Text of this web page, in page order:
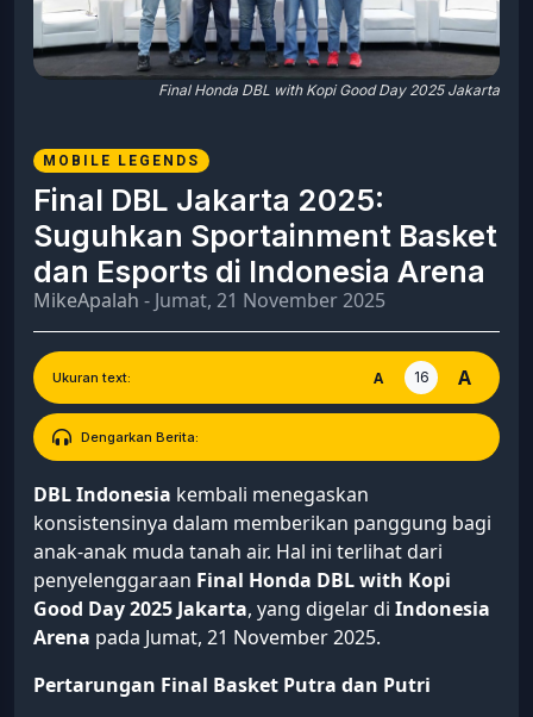
Final Honda DBL with Kopi Good Day 2025 Jakarta
MOBILE LEGENDS
Final DBL Jakarta 2025:
Suguhkan Sportainment Basket
dan Esports di Indonesia Arena
MikeApalah - Jumat, 21 November 2025
Ukuran text: A 16 A
Dengarkan Berita:
DBL Indonesia kembali menegaskan
konsistensinya dalam memberikan panggung bagi
anak-anak muda tanah air. Hal ini terlihat dari
penyelenggaraan Final Honda DBL with Kopi
Good Day 2025 Jakarta, yang digelar di Indonesia
Arena pada Jumat, 21 November 2025.
Pertarungan Final Basket Putra dan Putri